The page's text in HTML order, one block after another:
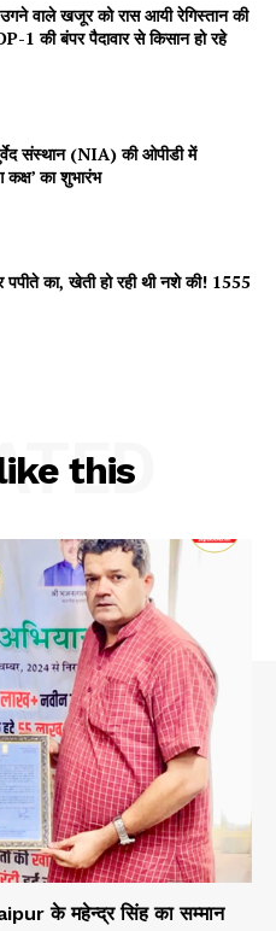
वाले खजूर को रास आयी रेगिस्तान की
1 की बंपर पैदावार से किसान हो रहे
संस्थान (NIA) की ओपीडी में
कक्ष’ का शुभारंभ
का, खेती हो रही थी नशे की! 1555
this
के महेन्द्र सिंह का सम्मान